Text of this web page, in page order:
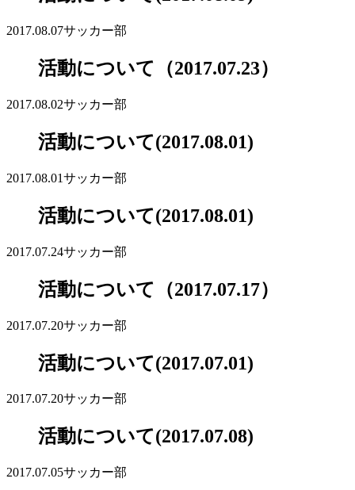
2017.08.07サッカー部
活動について（2017.07.23）
2017.08.02サッカー部
活動について(2017.08.01)
2017.08.01サッカー部
活動について(2017.08.01)
2017.07.24サッカー部
活動について（2017.07.17）
2017.07.20サッカー部
活動について(2017.07.01)
2017.07.20サッカー部
活動について(2017.07.08)
2017.07.05サッカー部